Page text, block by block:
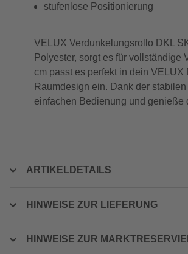
stufenlose Positionierung
VELUX Verdunkelungsrollo DKL
Polyester, sorgt es für
cm passt es perfekt in dein
Raumdesign ein. Dank der
einfachen Bedienung und genieße
ARTIKELDETAILS
HINWEISE ZUR LIEFERUNG
HINWEISE ZUR